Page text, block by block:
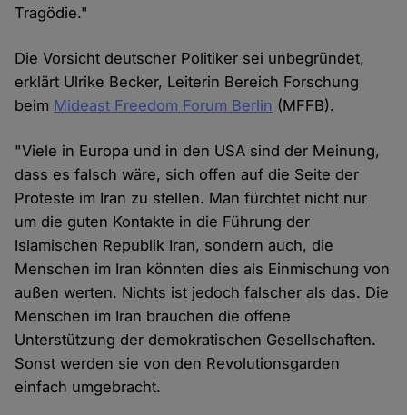
Tragödie."
Die Vorsicht deutscher Politiker sei unbegründet,
erklärt Ulrike Becker, Leiterin Bereich Forschung
beim Mideast Freedom Forum Berlin (MFFB).
"Viele in Europa und in den USA sind der Meinung,
dass es falsch wäre, sich offen auf die Seite der
Proteste im Iran zu stellen. Man fürchtet nicht nur
um die guten Kontakte in die Führung der
Islamischen Republik Iran, sondern auch, die
Menschen im Iran könnten dies als Einmischung von
außen werten. Nichts ist jedoch falscher als das. Die
Menschen im Iran brauchen die offene
Unterstützung der demokratischen Gesellschaften.
Sonst werden sie von den Revolutionsgarden
einfach umgebracht.